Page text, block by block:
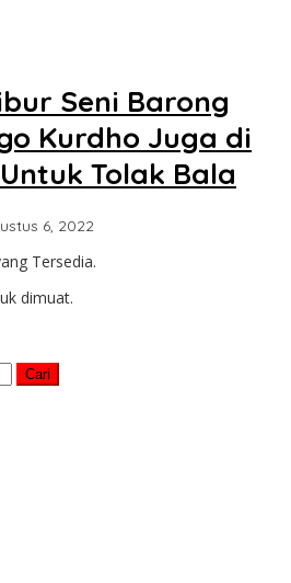
Seni Barong
Kurdho Juga di
Tolak Bala
6, 2022
KPK
Tersedia.
dimuat.